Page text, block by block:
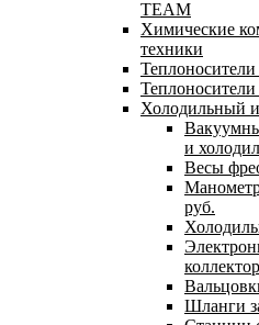
TEAM
Химические
техники
Холодильный
и
Весы
руб.
коллектор
Шланги